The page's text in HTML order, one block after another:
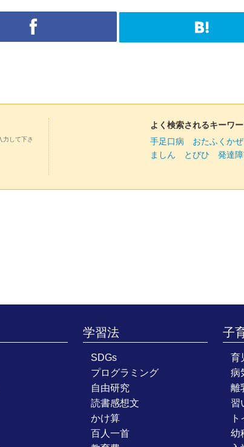
力して下さ
よく検索されるキーワ
手足口病
おたふくかぜ
ましん
とびひ 発達
学習法
SDGs
プログラミング
自由研究
読書感想文
かけ算
百人一首
子
育
病
離
習
幼